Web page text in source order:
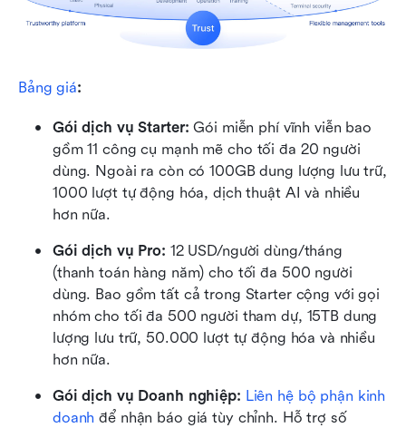
Bảng giá:
Gói dịch vụ Starter: Gói miễn phí vĩnh viễn bao
gồm 11 công cụ mạnh mẽ cho tối đa 20 người
dùng. Ngoài ra còn có 100GB dung lượng lưu trữ,
1000 lượt tự động hóa, dịch thuật AI và nhiều
hơn nữa.
Gói dịch vụ Pro: 12 USD/người dùng/tháng
(thanh toán hàng năm) cho tối đa 500 người
dùng. Bao gồm tất cả trong Starter cộng với gọi
nhóm cho tối đa 500 người tham dự, 15TB dung
lượng lưu trữ, 50.000 lượt tự động hóa và nhiều
hơn nữa.
Gói dịch vụ Doanh nghiệp: Liên hệ bộ phận kinh
doanh để nhận báo giá tùy chỉnh. Hỗ trợ số